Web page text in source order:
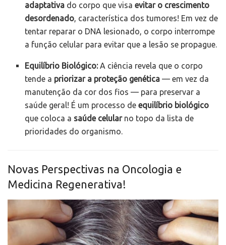
adaptativa do corpo que visaevitar o crescimento
desordenado, característica dos tumores! Em vez de
tentar reparar o DNA lesionado, o corpo interrompe
a função celular para evitar que a lesão se propague.
Equilíbrio Biológico:A ciência revela que o corpo
tende a priorizar a proteção genética — em vez da
manutenção da cor dos fios — para preservar a
saúde geral! É um processo deequilíbrio biológico
que coloca a saúde celularno topo da lista de
prioridades do organismo.
Novas Perspectivas na Oncologia e
Medicina Regenerativa!